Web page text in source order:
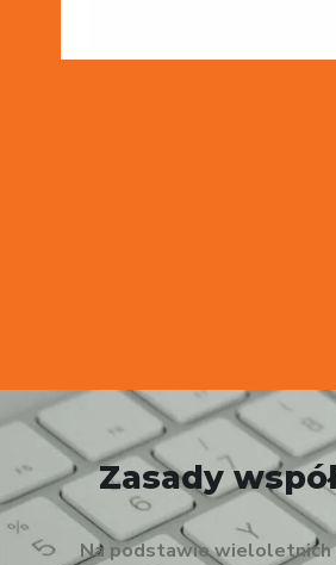
Zasady
Na podstawie wieloletnich